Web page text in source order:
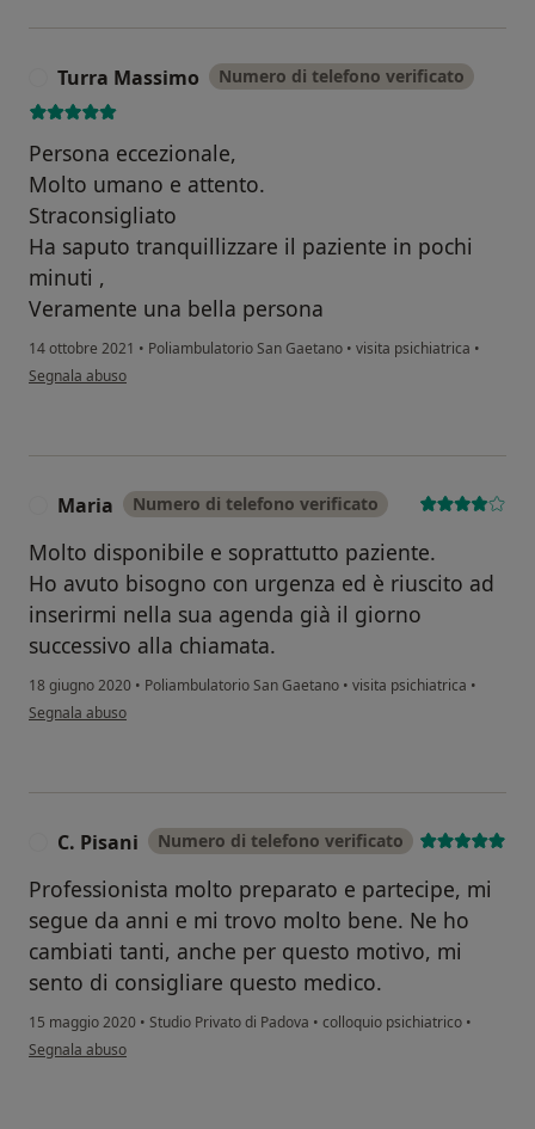
Turra Massimo Numero di telefono verificato
Persona eccezionale,
Molto umano e attento.
Straconsigliato
Ha saputo tranquillizzare il paziente in pochi
minuti ,
Veramente una bella persona
14 ottobre 2021 • Poliambulatorio San Gaetano • visita psichiatrica •
secondo l'opinione dell'utente Turra Massimo
Segnala abuso
Maria Numero di telefono verificato
Molto disponibile e soprattutto paziente.
Ho avuto bisogno con urgenza ed è riuscito ad
inserirmi nella sua agenda già il giorno
successivo alla chiamata.
18 giugno 2020 • Poliambulatorio San Gaetano • visita psichiatrica •
secondo l'opinione dell'utente Maria
Segnala abuso
C. Pisani Numero di telefono verificato
Professionista molto preparato e partecipe, mi
segue da anni e mi trovo molto bene. Ne ho
cambiati tanti, anche per questo motivo, mi
sento di consigliare questo medico.
15 maggio 2020 • Studio Privato di Padova • colloquio psichiatrico •
secondo l'opinione dell'utente C. Pisani
Segnala abuso